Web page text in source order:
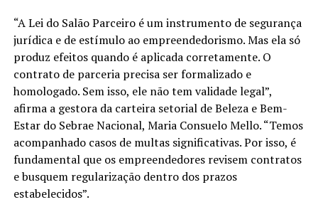
“A Lei do Salão Parceiro é um instrumento de segurança
jurídica e de estímulo ao empreendedorismo. Mas ela só
produz efeitos quando é aplicada corretamente. O
contrato de parceria precisa ser formalizado e
homologado. Sem isso, ele não tem validade legal”,
afirma a gestora da carteira setorial de Beleza e Bem-
Estar do Sebrae Nacional, Maria Consuelo Mello. “Temos
acompanhado casos de multas significativas. Por isso, é
fundamental que os empreendedores revisem contratos
e busquem regularização dentro dos prazos
estabelecidos”.